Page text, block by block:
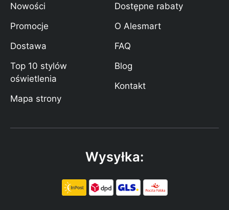
Nowości
Promocje
Dostawa
Top 10 stylów
oświetlenia
Mapa strony
Dostępne rabaty
O Alesmart
FAQ
Blog
Kontakt
Wysyłka: